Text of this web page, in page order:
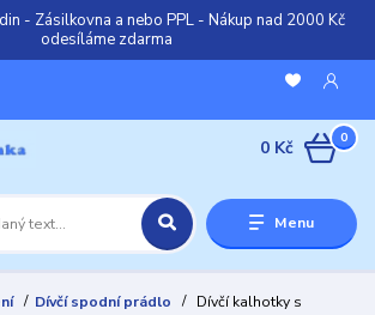
- Zásilkovna a nebo PPL - Nákup nad 2000 Kč
odesíláme zdarma
Menu
0
0 Kč
Dívčí spodní prádlo
Dívčí kalhotky s